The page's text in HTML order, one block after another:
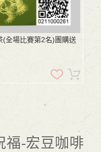
(全場比賽第2名)團購送
福-宏豆咖啡